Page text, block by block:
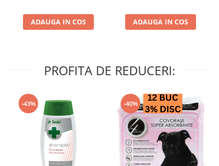
ADAUGA IN COS ADAUGA IN COS
PROFITA DE REDUCERI:
-43% -40%